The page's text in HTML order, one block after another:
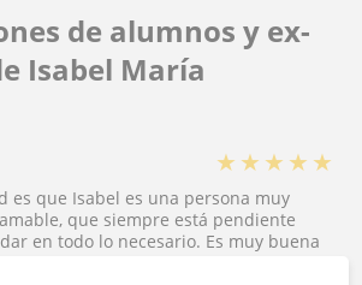
de alumnos y ex-
Isabel María
★ ★ ★ ★ ★
es que Isabel es una persona muy
que siempre está pendiente
en todo lo necesario. Es muy buena